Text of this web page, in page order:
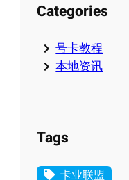
Categories
号卡教程
本地资讯
Tags
卡业联盟